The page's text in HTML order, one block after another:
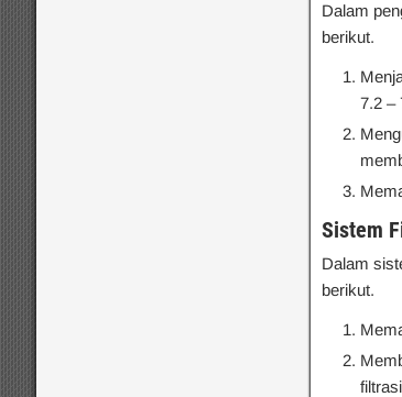
Dalam
berikut.
7.2 –
Sistem
Dalam
berikut.